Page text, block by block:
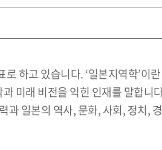
하고 있습니다. ‘일본지역학’
미래 비전을 익힌 인재를 말합
일본의 역사, 문화, 사회, 정치,